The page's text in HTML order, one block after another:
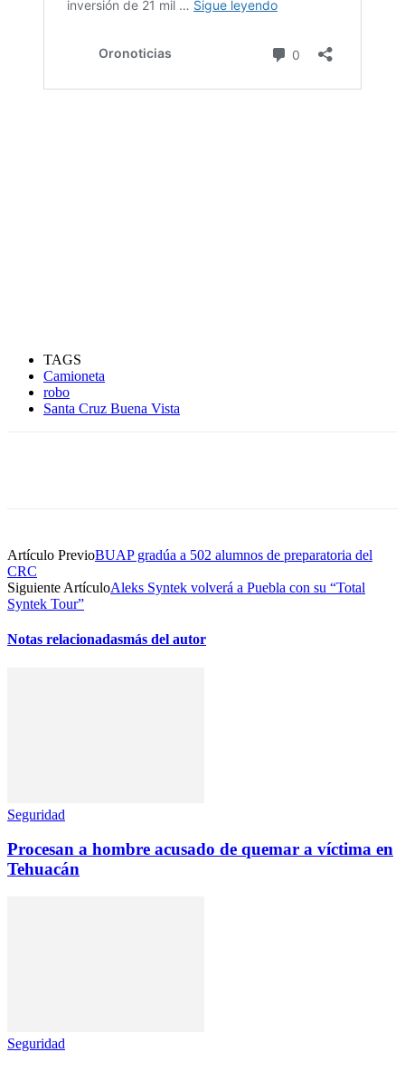
TAGS
Camioneta
robo
Santa Cruz Buena Vista
Artículo PrevioBUAP gradúa a 502 alumnos de preparatoria del
CRC
Siguiente ArtículoAleks Syntek volverá a Puebla con su “Total
Syntek Tour”
Notas relacionadasmás del autor
Seguridad
Procesan a hombre acusado de quemar a víctima en
Tehuacán
Seguridad